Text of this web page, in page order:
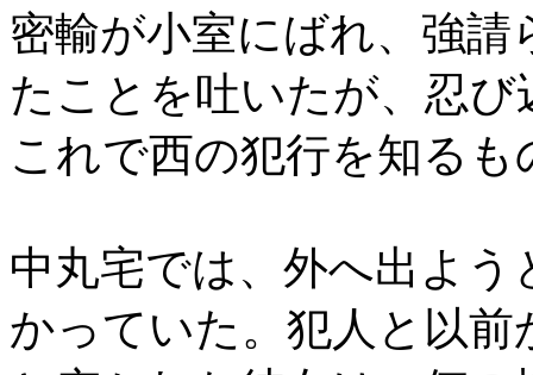
密輸が小室にばれ、強
たことを吐いたが、忍
これで西の犯行を知る
中丸宅では、外へ出よ
かっていた。犯人と以